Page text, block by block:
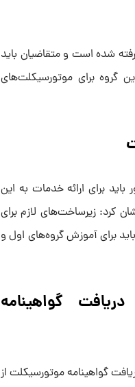
شده است و متقاضیان باید
این گروه برای موتورسیکلت‌های
برای ارائه خدمات به این
کرد: زیرساخت‌های لازم برای
برای آموزش گروه‌های اول و
گواهینامه
گواهینامه موتورسیکلت از